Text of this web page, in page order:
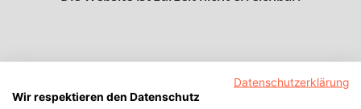
Datenschutzerklärung
Wir respektieren den Datenschutz